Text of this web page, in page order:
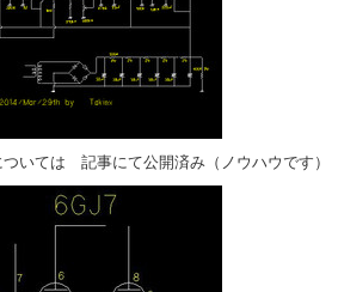
いては 記事にて公開済み（ノウハウです）